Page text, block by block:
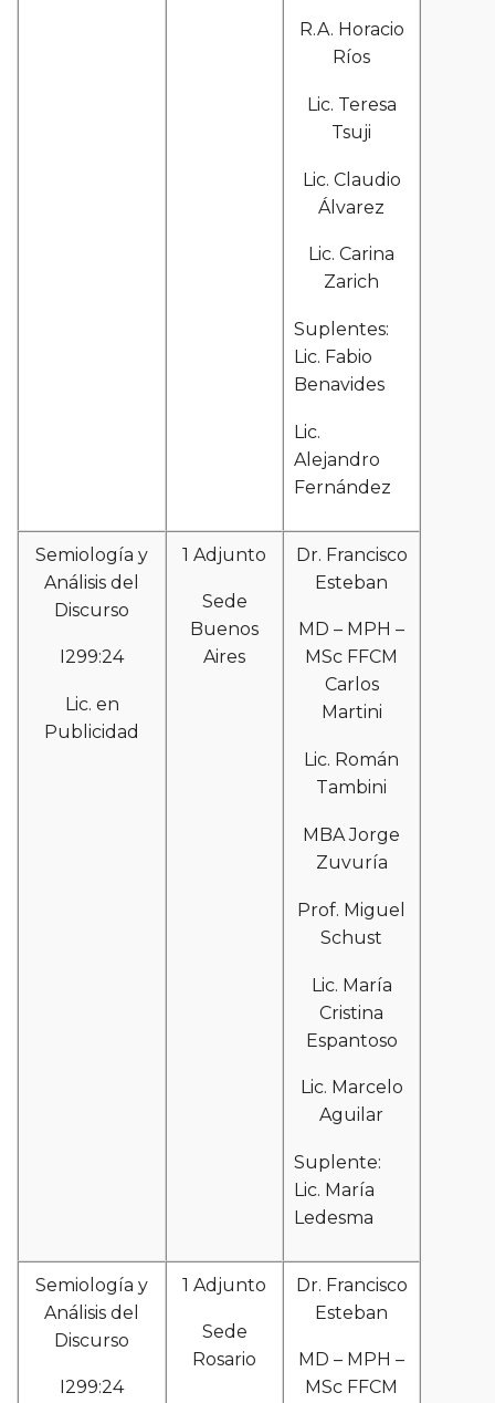
R.A. Horacio
Ríos
Lic. Teresa
Tsuji
Lic. Claudio
Álvarez
Lic. Carina
Zarich
Suplentes:
Lic. Fabio
Benavides
Lic.
Alejandro
Fernández
Semiología y
Análisis del
Discurso
I299:24
Lic. en
Publicidad
1 Adjunto
Sede
Buenos
Aires
Dr. Francisco
Esteban
MD – MPH –
MSc FFCM
Carlos
Martini
Lic. Román
Tambini
MBA Jorge
Zuvuría
Prof. Miguel
Schust
Lic. María
Cristina
Espantoso
Lic. Marcelo
Aguilar
Suplente:
Lic. María
Ledesma
Semiología y
Análisis del
Discurso
I299:24
1 Adjunto
Sede
Rosario
Dr. Francisco
Esteban
MD – MPH –
MSc FFCM